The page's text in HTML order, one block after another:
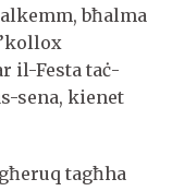
bħalma
il-Festa taċ-
sena, kienet
tagħha